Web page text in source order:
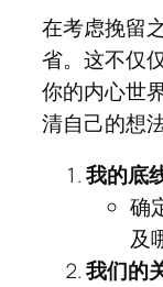
在考虑挽留
省。这不仅
你的内心世
清自己的想
我的底
确
及
我们的